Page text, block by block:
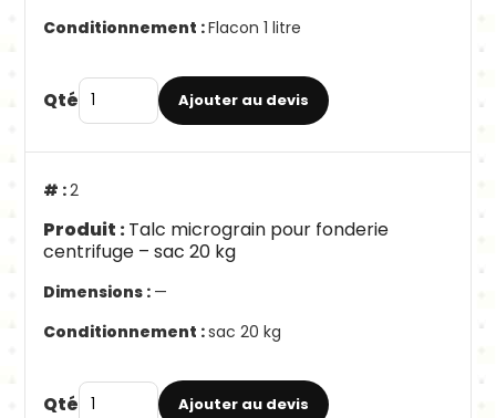
Flacon 1 litre
Qté Ajouter au devis
2
Talc micrograin pour fonderie
centrifuge – sac 20 kg
—
sac 20 kg
Qté Ajouter au devis